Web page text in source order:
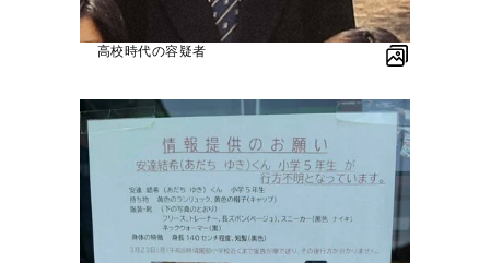
高校時代の容疑者